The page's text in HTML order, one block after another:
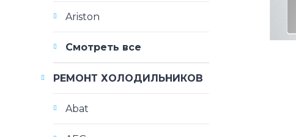
Ariston
Смотреть все
РЕМОНТ ХОЛОДИЛЬНИКОВ
Abat